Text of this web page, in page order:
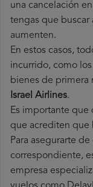
una cancelación
tengas que buscar
aumenten.
En estos casos,
incurrido, como
bienes de primera
Israel Airlines.
Es importante que
que acrediten que
Para asegurarte
correspondiente,
empresa